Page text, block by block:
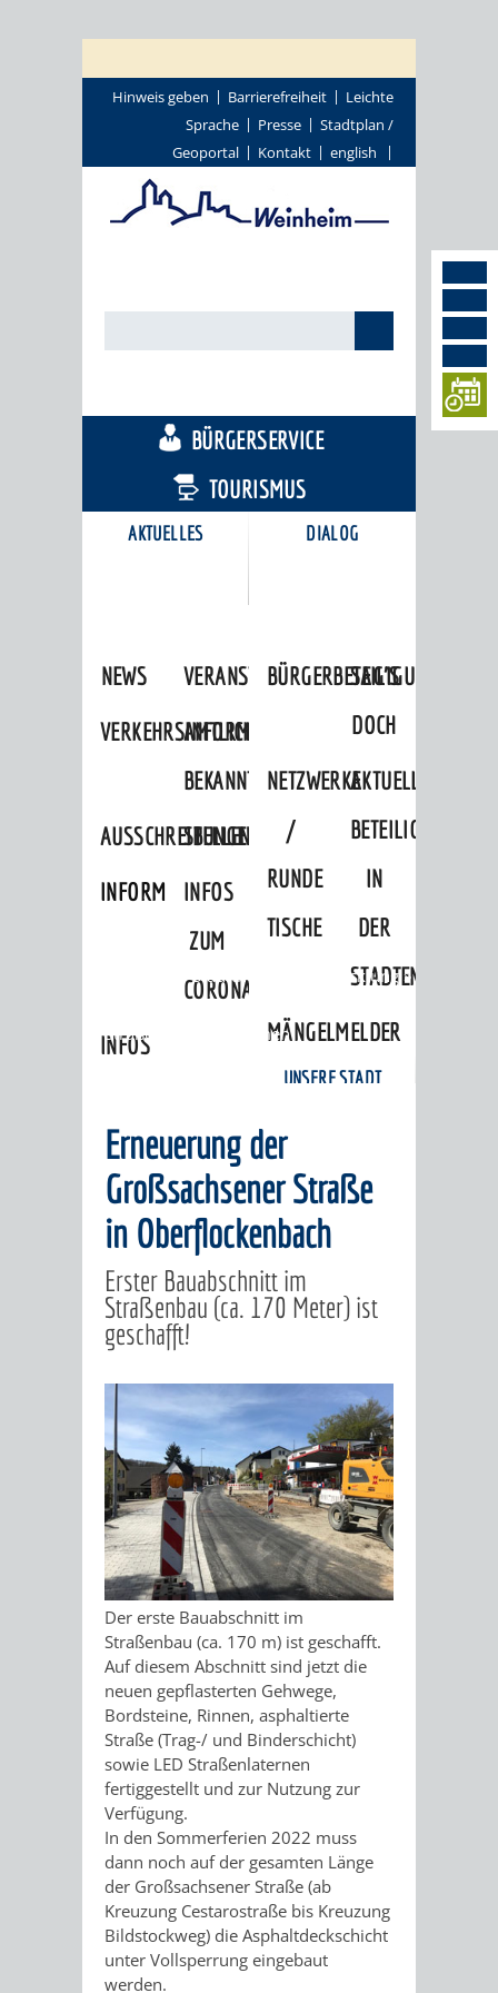
Hinweis geben Barrierefreiheit
Leichte
Sprache
Presse
Stadtplan /
Geoportal
Kontakt english
AKTUELLES
NEWS
VERANSTALTUNGSKALENDER
VERKEHRSINFORMATIONEN
AMTLICHE
BEKANNTMACHUNGEN
AUSSCHREIBUNGEN
INFORMATIONSPFLICHTEN
STELLENANGEBOTE
INFOS
ZUM
CORONAVIRUS
INFOS
UKRAINE
DIALOG
BÜRGERBETEILIGUNG
SAG'S
DOCH
NETZWERKE
/
RUNDE
TISCHE
AKTUELLE
BETEILIGUNGEN
IN
DER
MÄNGELMELDER
UNSERE STADT
STADTPORTRAIT
WAPPEN
IMAGEFILMENGAGIERTE
STADT
WEINHEIMER
VEREINE
UND
SERVICEBEREICH
FÜR
UND
ORGANISATIONEN
EHRUNGEN
STÄDTEPARTNERSCHAFTEN
ANETCAVAILLON
BÜRGERSERVICE
TOURISMUS
KARRIEREPORTAL
»Stadtthemen Entwicklung»
Aktuelle Bauprojekte
Straßenbaumaßnahmen
Oberflockenbach
Erneuerung der
Großsachsener Straße
in Oberflockenbach
Erster Bauabschnitt im
Straßenbau (ca. 170 Meter) ist
geschafft!
Der erste Bauabschnitt im
Straßenbau (ca. 170 m) ist geschafft.
Auf diesem Abschnitt sind jetzt die
neuen gepflasterten Gehwege,
Bordsteine, Rinnen, asphaltierte
Straße (Trag-/ und Binderschicht)
sowie LED Straßenlaternen
fertiggestellt und zur Nutzung zur
Verfügung.
In den Sommerferien 2022 muss
dann noch auf der gesamten Länge
der Großsachsener Straße (ab
Kreuzung Cestarostraße bis Kreuzung
Bildstockweg) die Asphaltdeckschicht
unter Vollsperrung eingebaut
werden.